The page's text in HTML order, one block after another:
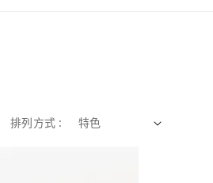
排列方式 :